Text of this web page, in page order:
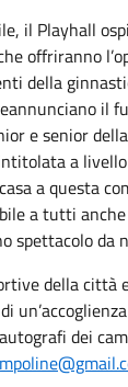
il Playhall
offriranno
della
il
e senior
a
a questa
a tutti
spettacolo da
della città
dei